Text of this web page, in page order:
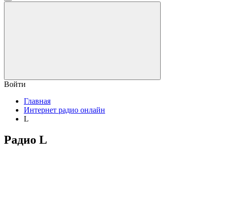
Войти
Главная
Интернет радио онлайн
L
Радио L